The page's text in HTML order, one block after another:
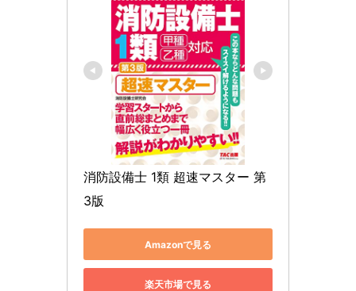
消防設備士 1類 超速マスター 第
3版
Amazonで見る
楽天市場で見る